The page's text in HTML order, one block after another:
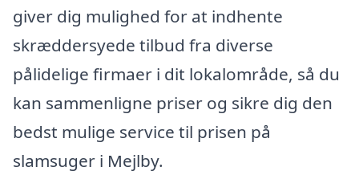
giver dig mulighed for at indhente
skræddersyede tilbud fra diverse
pålidelige firmaer i dit lokalområde, så du
kan sammenligne priser og sikre dig den
bedst mulige service til prisen på
slamsuger i Mejlby.